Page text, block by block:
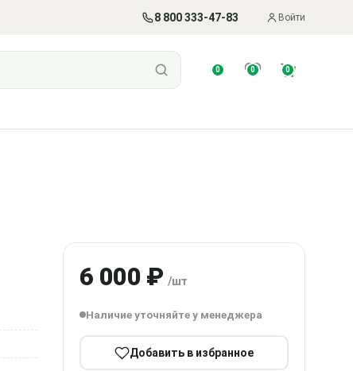
8 800 333-47-83 Войти
0 0 0
6 000 ₽ /шт
Наличие уточняйте у менеджера
Добавить в избранное